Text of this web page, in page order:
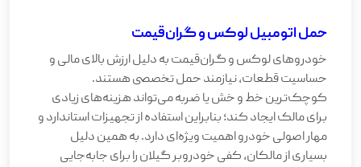
حمل اتومبیل لوکس و گران‌قیمت
خودروهای لوکس و گران‌قیمت به دلیل ارزش بالای مالی و
حساسیت قطعات، نیازمند حمل تخصصی هستند.
کوچک‌ترین خط و خش یا ضربه می‌تواند هزینه‌های زیادی
برای مالک ایجاد کند؛ بنابراین استفاده از تجهیزات استاندارد و
مهار اصولی خودرو اهمیت ویژه‌ای دارد. به همین دلیل
بسیاری از مالکان، کفی خودروبر گیلان را برای جابه‌جایی